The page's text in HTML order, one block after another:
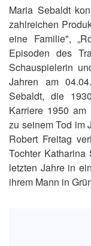
Maria Sebaldt
zahlreichen
eine Familie",
Episoden des
Schauspielerin
Jahren am
Sebaldt, die
Karriere 1950 am
zu seinem Tod im
Robert Freitag
Tochter
letzten Jahre in
ihrem Mann in